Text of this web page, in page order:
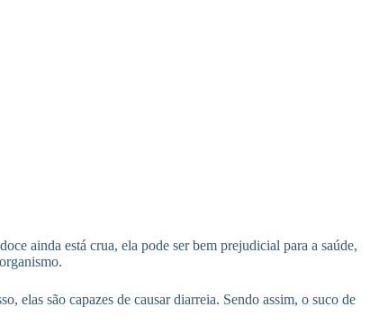
ainda está crua, ela pode ser bem prejudicial para a saúde,
elas são capazes de causar diarreia. Sendo assim, o suco de